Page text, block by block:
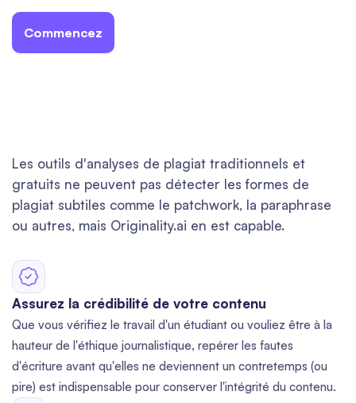
Commencez
Les outils d'analyses de plagiat traditionnels et
gratuits ne peuvent pas détecter les formes de
plagiat subtiles comme le patchwork, la paraphrase
ou autres, mais Originality.ai en est capable.
Assurez la crédibilité de votre contenu
Que vous vérifiez le travail d'un étudiant ou vouliez être à la
hauteur de l'éthique journalistique, repérer les fautes
d'écriture avant qu'elles ne deviennent un contretemps (ou
pire) est indispensable pour conserver l'intégrité du contenu.